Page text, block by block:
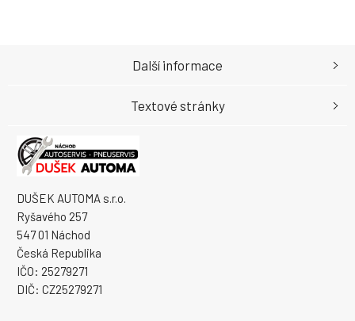
DUŠEK AUTOMA s.r.o.
Ryšavého 257
547 01 Náchod
Česká Republika
IČO: 25279271
DIČ: CZ25279271
Další informace
Textové stránky